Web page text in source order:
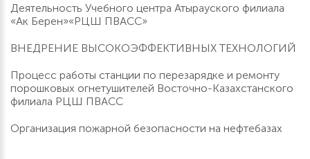
Деятельность Учебного центра Атырауского филиала
«Ак Берен»«РЦШ ПВАСС»
ВНЕДРЕНИЕ ВЫСОКОЭФФЕКТИВНЫХ ТЕХНОЛОГИЙ
Процесс работы станции по перезарядке и ремонту
порошковых огнетушителей Восточно-Казахстанского
филиала РЦШ ПВАСС
Организация пожарной безопасности на нефтебазах